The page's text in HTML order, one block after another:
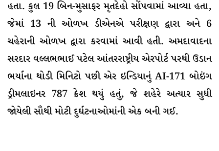
હતા. કુલ 19 બિન-મુસાફર મૃતદેહો સોંપવામાં આવ્યા હતા,
જેમાં 13 ની ઓળખ ડીએનએ પરીક્ષણ દ્વારા અને 6
ચહેરાની ઓળખ દ્વારા કરવામાં આવી હતી. અમદાવાદના
સરદાર વલ્લભભાઈ પટેલ આંતરરાષ્ટ્રીય એરપોર્ટ પરથી ઉડાન
ભર્યાના થોડી મિનિટો પછી એર ઇન્ડિયાનું AI-171 બોઇંગ
ડ્રીમલાઇનર 787 ક્રેશ થયું હતું, જે શહેરે અત્યાર સુધી
જોયેલી સૌથી મોટી દુર્ઘટનાઓમાંની એક બની ગઈ.